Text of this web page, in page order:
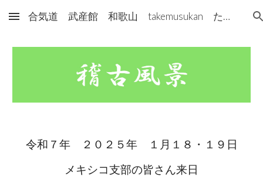
Skip to main content Skip to navigation
合気道 武産館 和歌山 takemusukan たけむすかん
令和７年 ２０２５年 １月１８・１９日
メキシコ支部の皆さん来日